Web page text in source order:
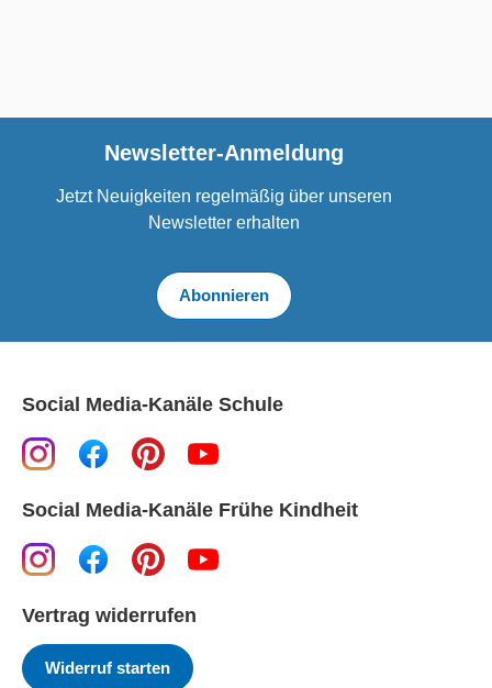
Newsletter-Anmeldung
Jetzt Neuigkeiten regelmäßig über unseren
Newsletter erhalten
Abonnieren
Social Media-Kanäle Schule
Social Media-Kanäle Frühe Kindheit
Vertrag widerrufen
Widerruf starten